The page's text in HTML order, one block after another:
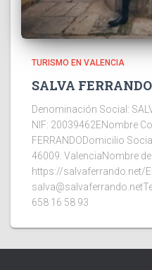
TURISMO EN VALENCIA
SALVA FERRANDO
Denominación Social:
NIF: 20039462ENombre
FERRANDODomicilio
46009. ValenciaNombre
https://salvaferrando.net/
658 16 58 93